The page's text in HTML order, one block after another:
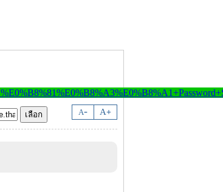
A- A+